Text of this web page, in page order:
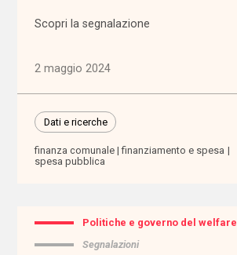
Politiche
del welfare
Povertà e
(1.686)
(344)
Scopri la segnalazione
2 maggio 2024
Dati e ricerche
finanza comunale
finanziamento e spesa
spesa pubblica
Politiche e governo del welfare
Segnalazioni